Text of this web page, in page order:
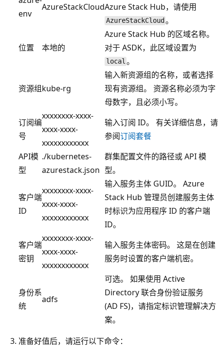
env
AzureStackCloudAzure Stack Hub，请使用
AzureStackCloud 。
位置 本地的
Azure Stack Hub 的区域名称。
对于 ASDK，此区域设置为
local 。
资源组kube-rg
输入新资源组的名称，或者选择
现有资源组。 资源名称必须为字
母数字，且必须小写。
订阅编
号
xxxxxxxx-xxxx-
xxxx-xxxx-
xxxxxxxxxxxx
输入订阅 ID。 有关详细信息，请
参阅订阅套餐
API模
型
./kubernetes-
azurestack.json
群集配置文件的路径或 API 模
型。
客户端
ID
xxxxxxxx-xxxx-
xxxx-xxxx-
xxxxxxxxxxxx
输入服务主体 GUID。 Azure
Stack Hub 管理员创建服务主体
时标识为应用程序 ID 的客户端
ID。
客户端
密钥
xxxxxxxx-xxxx-
xxxx-xxxx-
xxxxxxxxxxxx
输入服务主体密码。 这是在创建
服务时设置的客户端机密。
身份系
统
adfs
可选。 如果使用 Active
Directory 联合身份验证服务
(AD FS)，请指定标识管理解决方
案。
准备好值后，请运行以下命令：